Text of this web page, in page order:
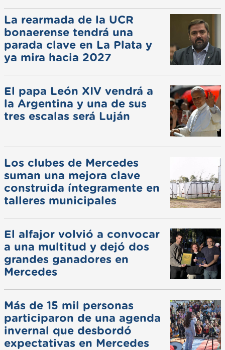
La rearmada de la UCR
bonaerense tendrá una
parada clave en La Plata y
ya mira hacia 2027
El papa León XIV vendrá a
la Argentina y una de sus
tres escalas será Luján
Los clubes de Mercedes
suman una mejora clave
construida íntegramente en
talleres municipales
El alfajor volvió a convocar
a una multitud y dejó dos
grandes ganadores en
Mercedes
Más de 15 mil personas
participaron de una agenda
invernal que desbordó
expectativas en Mercedes